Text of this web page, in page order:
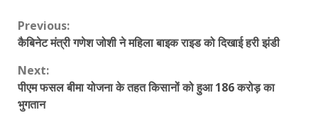
Continue
Reading
Previous:
कैबिनेट मंत्री गणेश जोशी ने महिला बाइक राइड को दिखाई हरी झंडी
Next:
पीएम फसल बीमा योजना के तहत किसानों को हुआ 186 करोड़ का
भुगतान